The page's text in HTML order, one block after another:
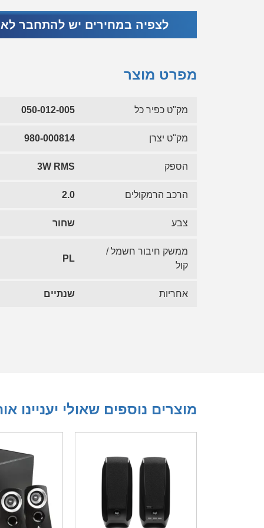
לצפיה במחירים יש להתחבר
מפרט מוצר
מק"ט כפיר כל 050-012-005
מק"ט יצרן 980-000814
הספק 3W RMS
הרכב הרמקולים 2.0
צבע שחור
ממשק חיבור חשמל /
קול
PL
אחריות שנתיים
מוצרים נוספים שאולי יעניינו